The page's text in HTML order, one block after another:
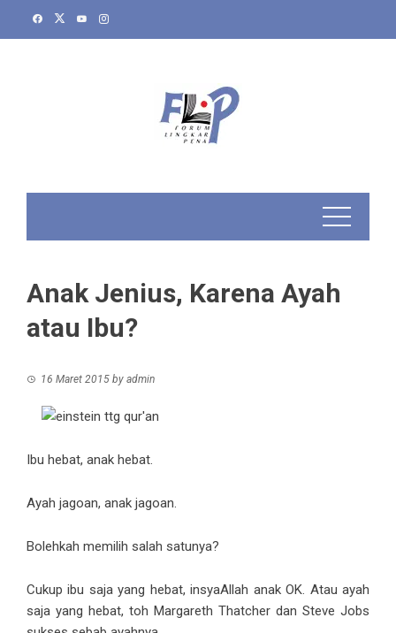
Anak Jenius, Karena Ayah
atau Ibu?
16 Maret 2015 by admin
Ibu hebat, anak hebat.
Ayah jagoan, anak jagoan.
Bolehkah memilih salah satunya?
Cukup ibu saja yang hebat, insyaAllah anak OK. Atau ayah
saja yang hebat, toh Margareth Thatcher dan Steve Jobs